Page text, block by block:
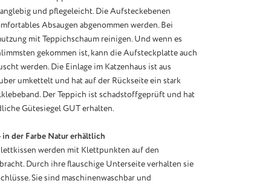
und pflegeleicht. Die Aufsteckebenen
Absaugen abgenommen werden. Bei
mit Teppichschaum reinigen. Und wenn es
gekommen ist, kann die Aufsteckplatte auch
werden. Die Einlage im Katzenhaus ist aus
umkettelt und hat auf der Rückseite ein stark
Der Teppich ist schadstoffgeprüft und hat
Gütesiegel GUT erhalten.
in der Farbe Natur erhältlich
werden mit Klettpunkten auf den
Durch ihre flauschige Unterseite verhalten sie
Sie sind maschinenwaschbar und